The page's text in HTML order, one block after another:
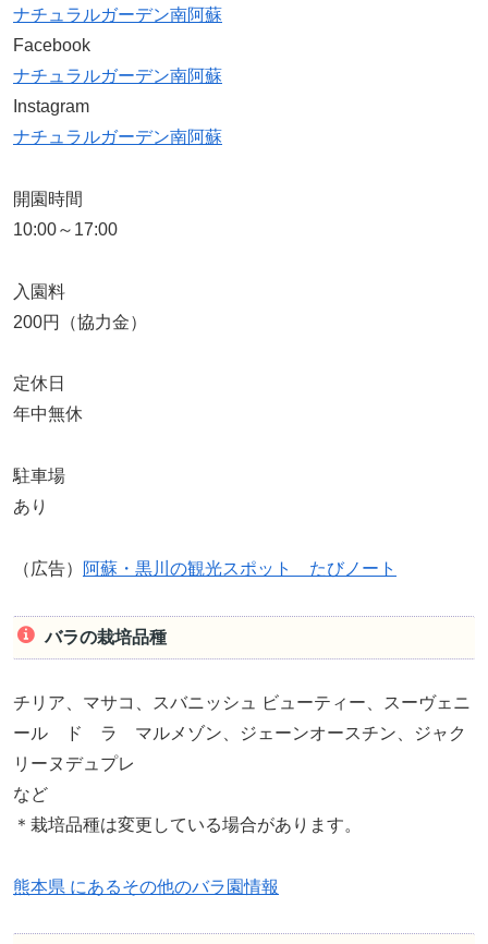
ナチュラルガーデン南阿蘇
Facebook
ナチュラルガーデン南阿蘇
Instagram
ナチュラルガーデン南阿蘇
開園時間
10:00～17:00
入園料
200円（協力金）
定休日
年中無休
駐車場
あり
（広告） 阿蘇・黒川の観光スポット たびノート
バラの栽培品種
チリア、マサコ、スバニッシュ ビューティー、スーヴェニ
ール ド ラ マルメゾン、ジェーンオースチン、ジャク
リーヌデュプレ
など
＊栽培品種は変更している場合があります。
熊本県 にあるその他のバラ園情報